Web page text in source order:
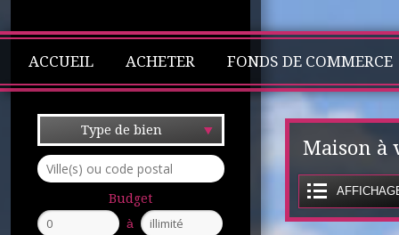
ACCUEIL ACHETER FONDS DE COMMERCE
Type de bien
Budget
à
Maison à